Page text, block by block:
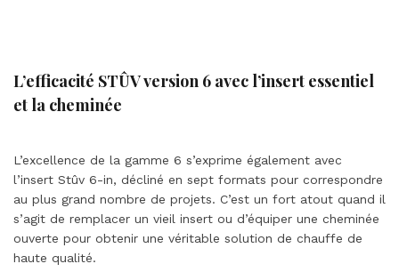
L’efficacité STÛV version 6 avec l’insert essentiel
et la cheminée
L’excellence de la gamme 6 s’exprime également avec
l’insert Stûv 6-in, décliné en sept formats pour correspondre
au plus grand nombre de projets. C’est un fort atout quand il
s’agit de remplacer un vieil insert ou d’équiper une cheminée
ouverte pour obtenir une véritable solution de chauffe de
haute qualité.